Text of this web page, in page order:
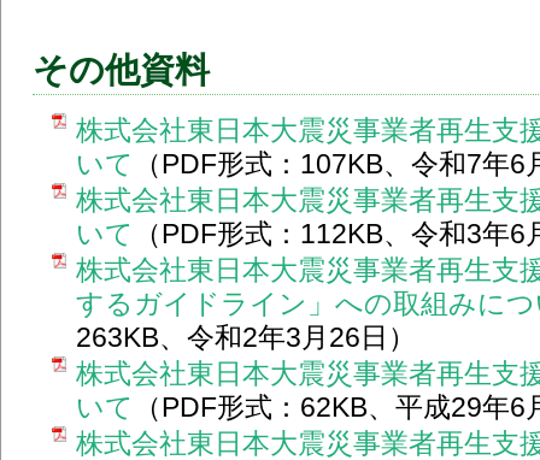
その他資料
株式会社東日本大震災事業者再生支
いて
（PDF形式：107KB、令和7年6
株式会社東日本大震災事業者再生支
いて
（PDF形式：112KB、令和3年6
株式会社東日本大震災事業者再生支
するガイドライン」への取組みに
263KB、令和2年3月26日）
株式会社東日本大震災事業者再生支
いて
（PDF形式：62KB、平成29年6
株式会社東日本大震災事業者再生支